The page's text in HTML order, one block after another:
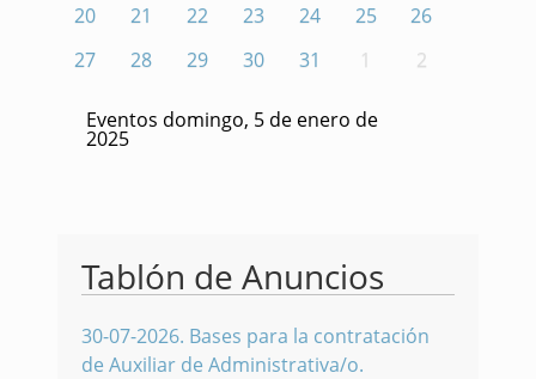
20
21 22 23 24 25
26
27
28 29 30 31 1 2
Eventos domingo, 5 de enero de
2025
Tablón de Anuncios
30-07-2026. Bases para la contratación
de Auxiliar de Administrativa/o.